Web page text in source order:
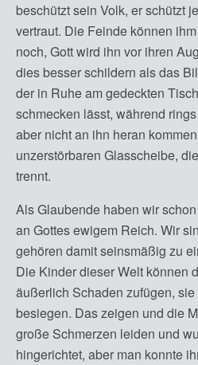
beschützt sein Volk, er schützt
vertraut. Die Feinde können
noch, Gott wird ihn vor ihren
dies besser schildern als das
der in Ruhe am gedeckten
schmecken lässt, während
aber nicht an ihn heran
unzerstörbaren Glasscheibe,
trennt.
Als Glaubende haben wir
an Gottes ewigem Reich. Wir
gehören damit seinsmäßig zu
Die Kinder dieser Welt können
äußerlich Schaden zufügen,
besiegen. Das zeigen und die
große Schmerzen leiden und
hingerichtet, aber man konnte